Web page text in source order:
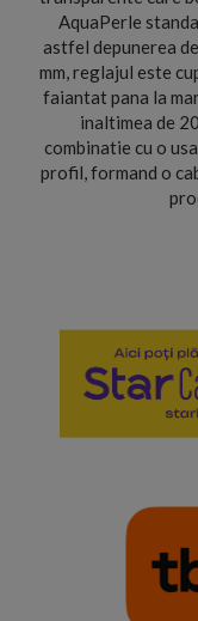
AquaPerle
astfel depunerea
mm, reglajul este
faiantat pana la
inaltimea de
combinatie cu o
profil, formand o